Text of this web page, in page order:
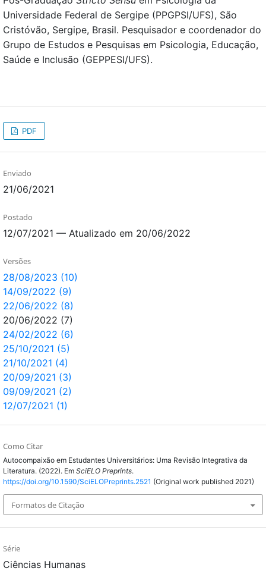
Universidade Federal de Sergipe (PPGPSI/UFS), São
Cristóvão, Sergipe, Brasil. Pesquisador e coordenador do
Grupo de Estudos e Pesquisas em Psicologia, Educação,
Saúde e Inclusão (GEPPESI/UFS).
PDF
Enviado
21/06/2021
Postado
12/07/2021 — Atualizado em 20/06/2022
Versões
28/08/2023 (10)
14/09/2022 (9)
22/06/2022 (8)
20/06/2022 (7)
24/02/2022 (6)
25/10/2021 (5)
21/10/2021 (4)
20/09/2021 (3)
09/09/2021 (2)
12/07/2021 (1)
Como Citar
Autocompaixão em Estudantes Universitários: Uma Revisão Integrativa da
Literatura. (2022). Em SciELO Preprints.
https://doi.org/10.1590/SciELOPreprints.2521 (Original work published 2021)
Formatos de Citação
Série
Ciências Humanas